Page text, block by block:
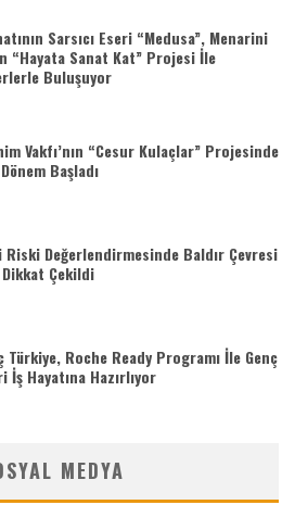
Sarsıcı Eseri “Medusa”, Menarini
“Hayata Sanat Kat” Projesi İle
Buluşuyor
Vakfı’nın “Cesur Kulaçlar” Projesinde
Başladı
Riski Değerlendirmesinde Baldır Çevresi
Dikkat Çekildi
Türkiye, Roche Ready Programı İle Genç
İş Hayatına Hazırlıyor
MEDYA